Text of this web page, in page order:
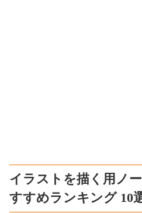
イラストを描く用ノ
すすめランキング 10